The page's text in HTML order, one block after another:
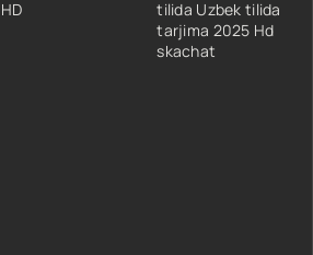
HD
tilida Uzbek tilida
tarjima 2025 Hd
skachat